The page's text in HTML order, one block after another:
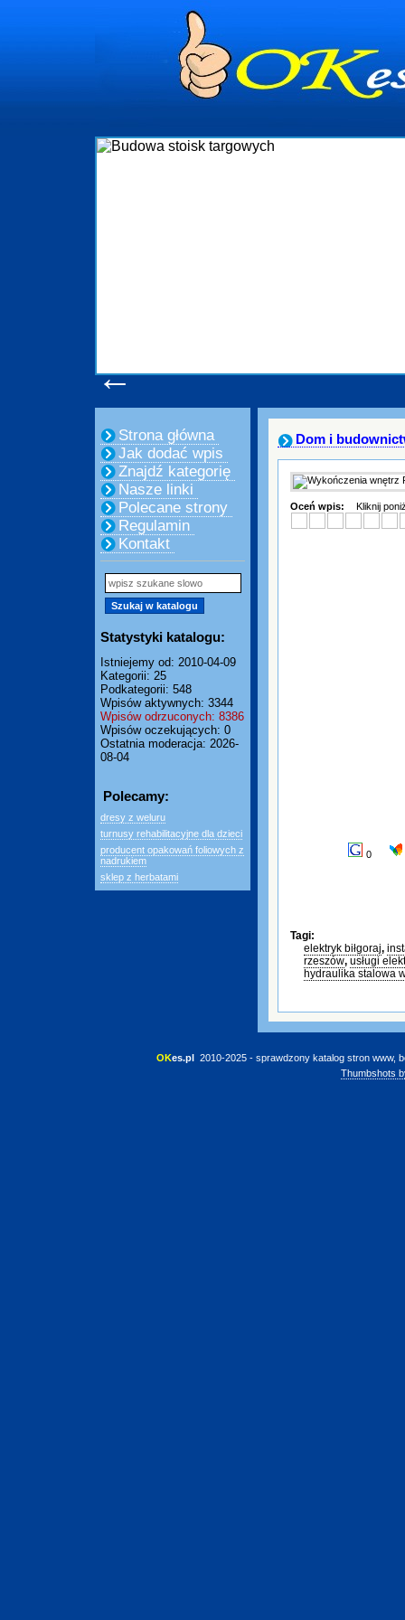
←
Strona główna
Jak dodać wpis
Znajdź kategorię
Nasze linki
Polecane strony
Regulamin
Kontakt
Statystyki katalogu:
Istniejemy od: 2010-04-09
Kategorii: 25
Podkategorii: 548
Wpisów aktywnych: 3344
Wpisów odrzuconych: 8386
Wpisów oczekujących: 0
Ostatnia moderacja: 2026-
08-04
Polecamy:
dresy z weluru
turnusy rehabilitacyjne dla dzieci
producent opakowań foliowych z
nadrukiem
sklep z herbatami
Dom i
Oceń wpis: Kliknij
0
Tagi:
elektryk biłgoraj,
rzeszów, usługi
hydraulika stalowa
OKes.pl 2010-2025 - sprawdzony katalog stron www,
Thumbshots